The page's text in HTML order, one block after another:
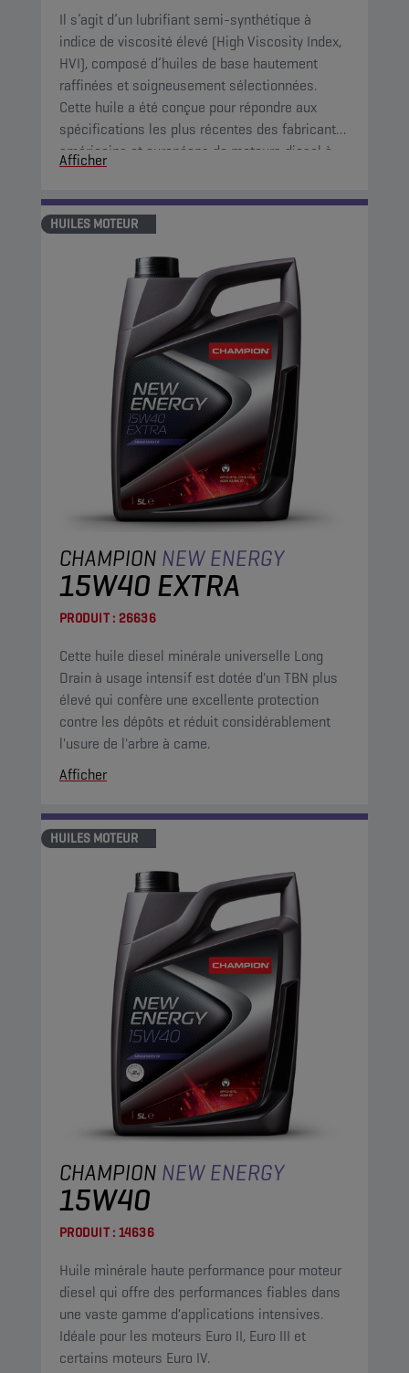
Il s’agit d’un lubrifiant semi-synthétique à
indice de viscosité élevé (High Viscosity Index,
HVI), composé d’huiles de base hautement
raffinées et soigneusement sélectionnées.
Cette huile a été conçue pour répondre aux
spécifications les plus récentes des fabricants
américains et européens de moteurs diesel à
usage intensif.
Afficher
HUILES MOTEUR
CHAMPION NEW ENERGY
15W40 EXTRA
PRODUIT : 26636
Cette huile diesel minérale universelle Long
Drain à usage intensif est dotée d'un TBN plus
élevé qui confère une excellente protection
contre les dépôts et réduit considérablement
l'usure de l'arbre à came.
Afficher
HUILES MOTEUR
CHAMPION NEW ENERGY
15W40
PRODUIT : 14636
Huile minérale haute performance pour moteur
diesel qui offre des performances fiables dans
une vaste gamme d'applications intensives.
Idéale pour les moteurs Euro II, Euro III et
certains moteurs Euro IV.